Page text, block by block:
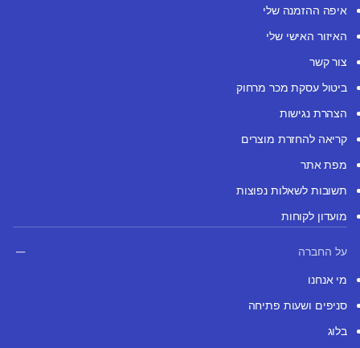
איפה ההזמנה שלי
האיזור האישי שלי
צור קשר
ביטול עסקת מכר מרחוק
הצהרת נגישות
קריאה להחזרת מוצרים
מפת אתר
תשובות לשאלות נפוצות
מועדון לקוחות
על החברה
מי אנחנו
סניפים ושעות פתיחה
בלוג